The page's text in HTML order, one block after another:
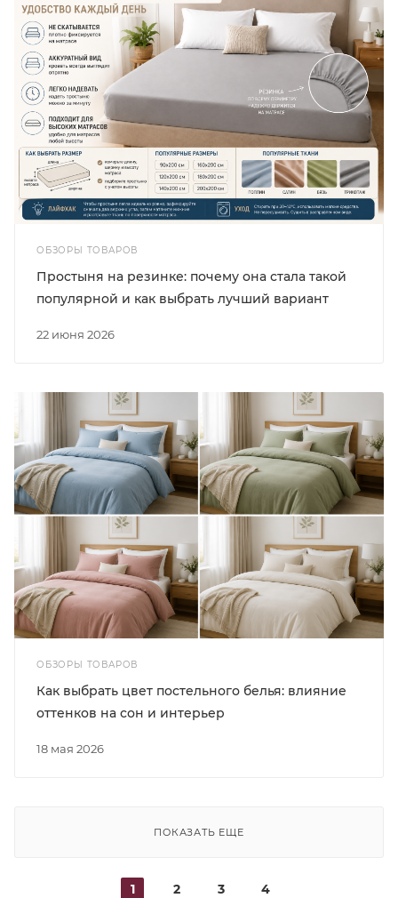
ОБЗОРЫ ТОВАРОВ
22 июня 2026
Простыня на резинке: почему она стала такой
популярной и как выбрать лучший вариант
ОБЗОРЫ ТОВАРОВ
18 мая 2026
Как выбрать цвет постельного белья: влияние
оттенков на сон и интерьер
ПОКАЗАТЬ ЕЩЕ
1 2 3 4